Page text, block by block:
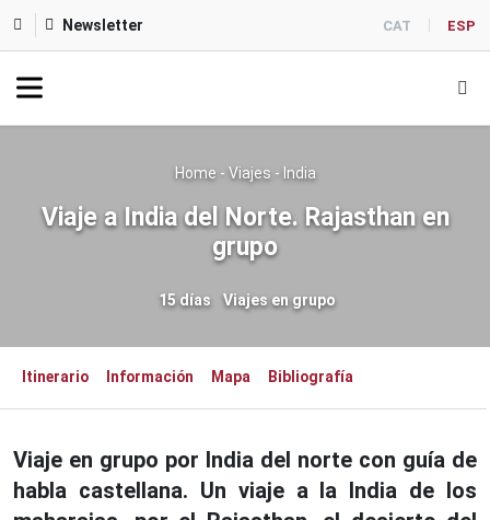
Newsletter CAT ESP
Home - Viajes - India
Viaje a India del Norte. Rajasthan en
grupo
15 días Viajes en grupo
Itinerario Información Mapa Bibliografía
Viaje en grupo por India del norte con guía de
habla castellana. Un viaje a la India de los